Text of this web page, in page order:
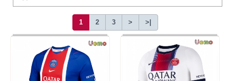
1 2 3 > >|